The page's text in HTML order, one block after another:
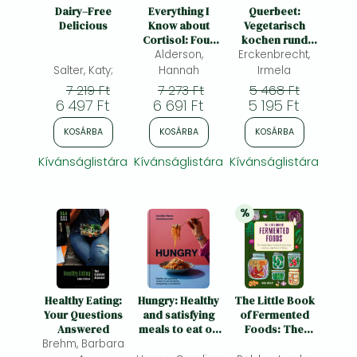
Frieren manga
Bleach manga
One-Punch Man manga
Dairy–Free
Delicious
Salter, Katy;
7 219 Ft
6 497 Ft
KOSÁRBA
Kívánságlistára
Everything I
Know about
Cortisol: Four
Steps to Reset
Stress
Alderson,
Hannah
7 273 Ft
6 691 Ft
KOSÁRBA
Kívánságlistára
Querbeet:
Vegetarisch
kochen rund
ums Gartenjahr
Erckenbrecht,
Irmela
5 468 Ft
5 195 Ft
KOSÁRBA
Kívánságlistára
Healthy Eating:
Your Questions
Answered
Brehm, Barbara
Hungry: Healthy
and satisfying
meals to eat on
20%
% kedvezmény
The Little Book
of Fermented
Foods: The